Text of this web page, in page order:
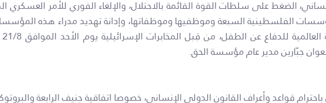
الضغط على سلطات القوة القائمة بالاحتلال، والإلغاء الفوري للأمر
الفلسطينية السبعة وموظفيها وموظفاتها، وإدانة تهديد مدراء هذه
جبّارين مدير عام مؤسسة الحق.
قواعد وأعراف القانون الدولي الإنساني، خصوصا اتفاقية جنيف الرابعة